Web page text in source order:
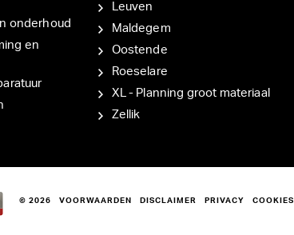
onderhoud
en
Leuven
Maldegem
Oostende
Roeselare
XL - Planning groot materiaal
Zellik
© 2026 VOORWAARDEN DISCLAIMER PRIVACY COOKIES